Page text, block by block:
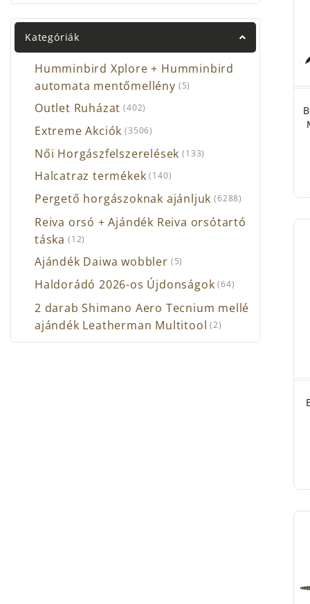
Kategóriák
Humminbird Xplore + Humminbird
automata mentőmellény (5)
Outlet Ruházat (402)
Extreme Akciók (3506)
Női Horgászfelszerelések (133)
Halcatraz termékek (140)
Pergető horgászoknak ajánljuk (6288)
Reiva orsó + Ajándék Reiva orsótartó
táska (12)
Ajándék Daiwa wobbler (5)
Haldorádó 2026-os Újdonságok (64)
2 darab Shimano Aero Tecnium mellé
ajándék Leatherman Multitool (2)